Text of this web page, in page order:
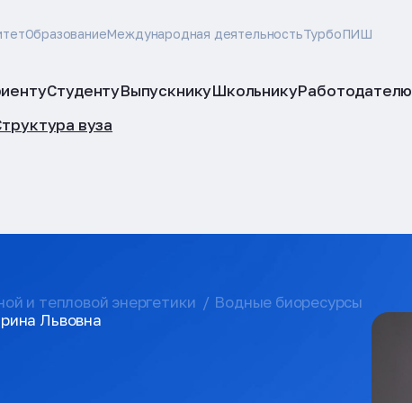
ОбразованиеМеждународная деятельностьТурбоПИШ
СтудентуВыпускникуШкольникуРаботодателю
вуза
и тепловой энергетики
Водные биоресурсы
Львовна